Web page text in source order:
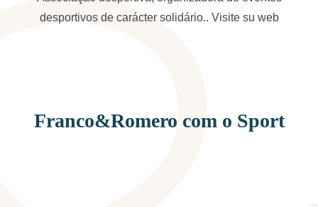
desportivos de carácter solidário.. Visite su web
Franco&Romero com o Sport